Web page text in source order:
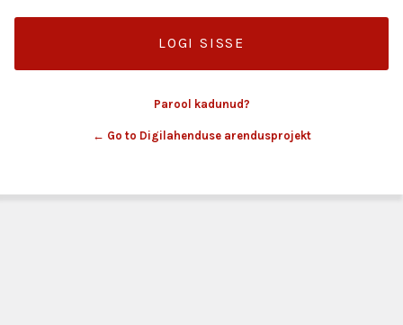
Parool kadunud?
← Go to Digilahenduse arendusprojekt